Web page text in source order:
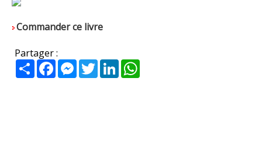
Commander ce livre
Partager :
PartagerFacebookMessenger
TwitterLinkedIn